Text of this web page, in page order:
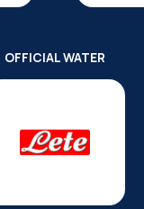
OFFICIAL WATER